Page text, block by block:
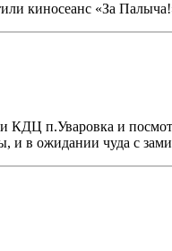
киносеанс «За
КДЦ п.Уваровка и
и в ожидании чуда с